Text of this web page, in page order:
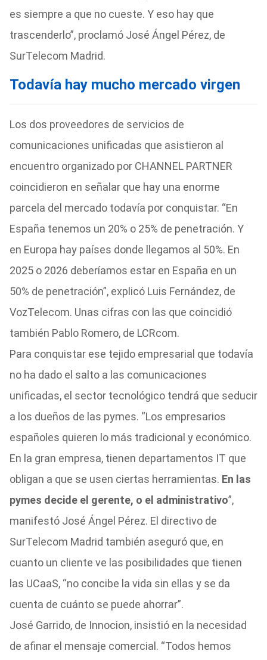
es siempre a que no cueste. Y eso hay que
trascenderlo”, proclamó José Ángel Pérez, de
SurTelecom Madrid.
Todavía hay mucho mercado virgen
Los dos proveedores de servicios de
comunicaciones unificadas que asistieron al
encuentro organizado por CHANNEL PARTNER
coincidieron en señalar que hay una enorme
parcela del mercado todavía por conquistar. “En
España tenemos un 20% o 25% de penetración. Y
en Europa hay países donde llegamos al 50%. En
2025 o 2026 deberíamos estar en España en un
50% de penetración”, explicó Luis Fernández, de
VozTelecom. Unas cifras con las que coincidió
también Pablo Romero, de LCRcom.
Para conquistar ese tejido empresarial que todavía
no ha dado el salto a las comunicaciones
unificadas, el sector tecnológico tendrá que seducir
a los dueños de las pymes. “Los empresarios
españoles quieren lo más tradicional y económico.
En la gran empresa, tienen departamentos IT que
obligan a que se usen ciertas herramientas. En las
pymes decide el gerente, o el administrativo”,
manifestó José Ángel Pérez. El directivo de
SurTelecom Madrid también aseguró que, en
cuanto un cliente ve las posibilidades que tienen
las UCaaS, “no concibe la vida sin ellas y se da
cuenta de cuánto se puede ahorrar”.
José Garrido, de Innocion, insistió en la necesidad
de afinar el mensaje comercial. “Todos hemos